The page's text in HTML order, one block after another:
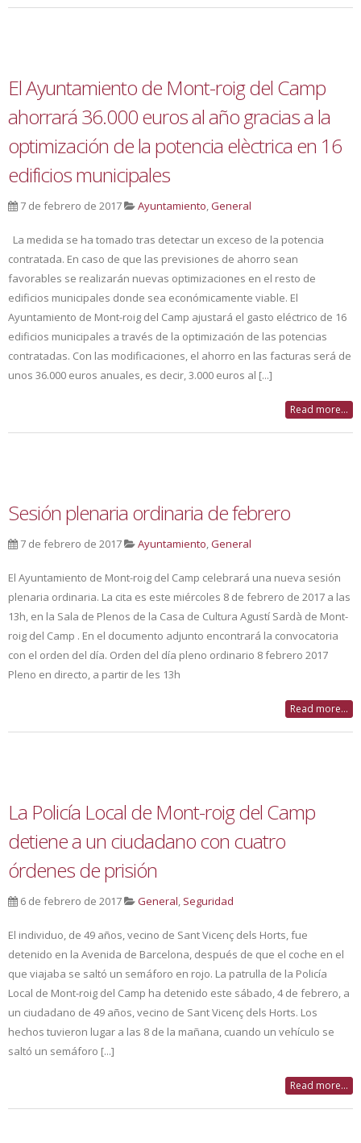
El Ayuntamiento de Mont-roig del Camp
ahorrará 36.000 euros al año gracias a la
optimización de la potencia elèctrica en 16
edificios municipales
7 de febrero de 2017 Ayuntamiento,General
La medida se ha tomado tras detectar un exceso de la potencia
contratada. En caso de que las previsiones de ahorro sean
favorables se realizarán nuevas optimizaciones en el resto de
edificios municipales donde sea económicamente viable. El
Ayuntamiento de Mont-roig del Camp ajustará el gasto eléctrico de 16
edificios municipales a través de la optimización de las potencias
contratadas. Con las modificaciones, el ahorro en las facturas será de
unos 36.000 euros anuales, es decir, 3.000 euros al [...]
Read more...
Sesión plenaria ordinaria de febrero
7 de febrero de 2017 Ayuntamiento,General
El Ayuntamiento de Mont-roig del Camp celebrará una nueva sesión
plenaria ordinaria. La cita es este miércoles 8 de febrero de 2017 a las
13h, en la Sala de Plenos de la Casa de Cultura Agustí Sardà de Mont-
roig del Camp . En el documento adjunto encontrará la convocatoria
con el orden del día. Orden del día pleno ordinario 8 febrero 2017
Pleno en directo, a partir de les 13h
Read more...
La Policía Local de Mont-roig del Camp
detiene a un ciudadano con cuatro
órdenes de prisión
6 de febrero de 2017 General, Seguridad
El individuo, de 49 años, vecino de Sant Vicenç dels Horts, fue
detenido en la Avenida de Barcelona, después de que el coche en el
que viajaba se saltó un semáforo en rojo. La patrulla de la Policía
Local de Mont-roig del Camp ha detenido este sábado, 4 de febrero, a
un ciudadano de 49 años, vecino de Sant Vicenç dels Horts. Los
hechos tuvieron lugar a las 8 de la mañana, cuando un vehículo se
saltó un semáforo [...]
Read more...